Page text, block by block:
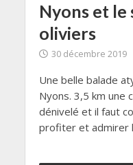
Nyons et le
oliviers
30 décembre 2019
Une belle balade
Nyons. 3,5 km une
dénivelé et il faut
profiter et admirer